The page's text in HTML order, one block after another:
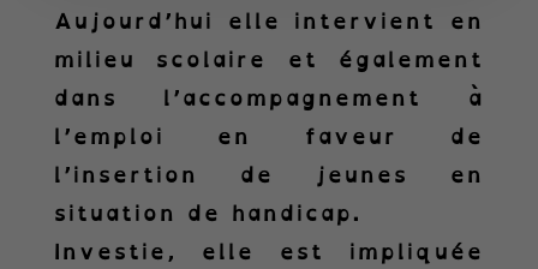
Aujourd’hui elle intervient en
milieu scolaire et également
dans l’accompagnement à
l’emploi en faveur de
l’insertion de jeunes en
situation de handicap.
Investie, elle est impliquée